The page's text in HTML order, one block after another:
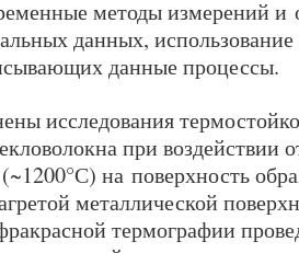
методы измерений и
данных,
данные процессы.
исследования
при воздействии
~1200°С) на поверхность
металлической
термографии